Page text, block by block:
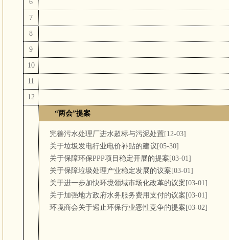
6
7
8
9
10
11
12
“两会”提案
完善污水处理厂进水超标与污泥处置 [12-03]
关于垃圾发电行业电价补贴的建议 [05-30]
关于保障环保PPP项目稳定开展的提案 [03-01]
关于保障垃圾处理产业稳定发展的议案 [03-01]
关于进一步加快环境领域市场化改革的议案 [03-01]
关于加强地方政府水务服务费用支付的议案 [03-01]
环境商会关于遏止环保行业恶性竞争的提案 [03-02]